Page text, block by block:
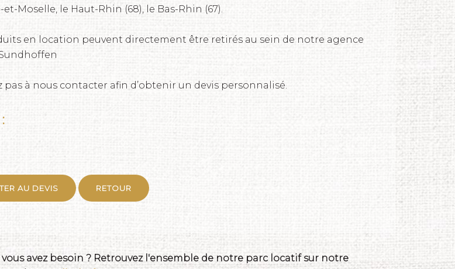
Moselle, le Haut-Rhin (68), le Bas-Rhin (67).
en location peuvent directement être retirés au sein de notre agence
pas à nous contacter afin d’obtenir un devis personnalisé.
AU DEVIS RETOUR
avez besoin ? Retrouvez l'ensemble de notre parc locatif sur notre